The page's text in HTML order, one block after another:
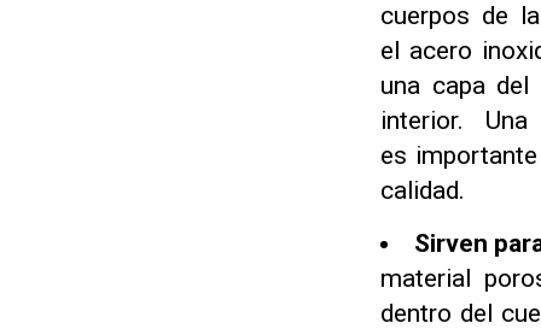
cuerpos de
el acero
una capa
interior.
es
calidad.
Sirven
material
dentro del